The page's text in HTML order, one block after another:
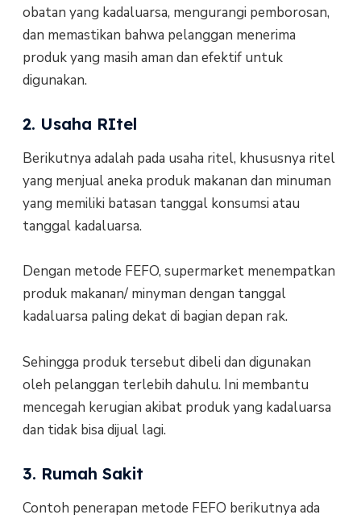
obatan yang kadaluarsa, mengurangi pemborosan,
dan memastikan bahwa pelanggan menerima
produk yang masih aman dan efektif untuk
digunakan.
2. Usaha RItel
Berikutnya adalah pada usaha ritel, khususnya ritel
yang menjual aneka produk makanan dan minuman
yang memiliki batasan tanggal konsumsi atau
tanggal kadaluarsa.
Dengan metode FEFO, supermarket menempatkan
produk makanan/ minyman dengan tanggal
kadaluarsa paling dekat di bagian depan rak.
Sehingga produk tersebut dibeli dan digunakan
oleh pelanggan terlebih dahulu. Ini membantu
mencegah kerugian akibat produk yang kadaluarsa
dan tidak bisa dijual lagi.
3. Rumah Sakit
Contoh penerapan metode FEFO berikutnya ada